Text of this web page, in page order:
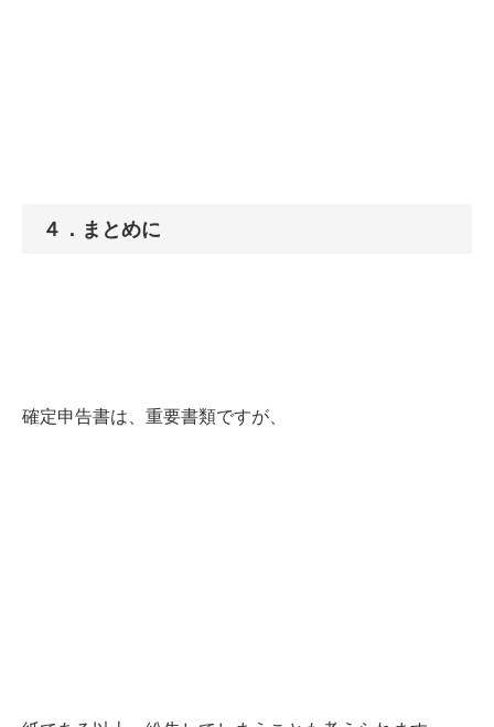
４．まとめに
確定申告書は、重要書類ですが、